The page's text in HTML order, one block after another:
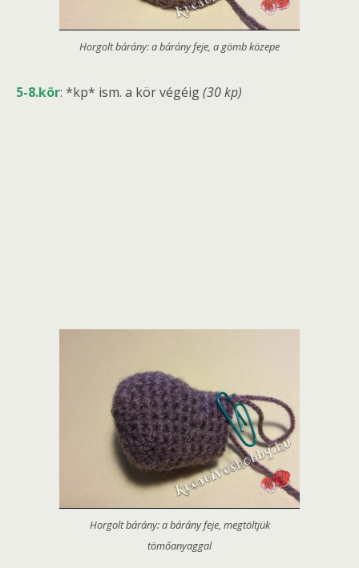
Horgolt bárány: a bárány feje, a gömb közepe
5-8.kör: *kp* ism. a kör végéig(30 kp)
Horgolt bárány: a bárány feje, megtöltjük
tömőanyaggal